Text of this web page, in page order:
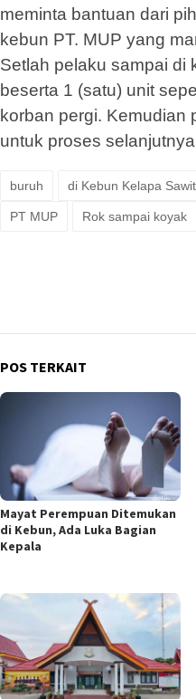
meminta bantuan dari
kebun PT. MUP yang
Setlah pelaku sampai di
beserta 1 (satu) unit
korban pergi. Kemudian
untuk proses
buruh di Kebun Kelapa Sawit
PT MUP Rok sampai koyak
POS TERKAIT
Mayat Perempuan Ditemukan
di Kebun, Ada Luka Bagian
Kepala